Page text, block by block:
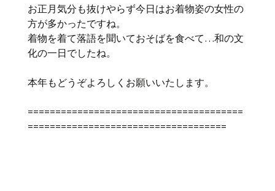
お正月気分も抜けやらず今日はお着物姿の女性の
方が多かったですね。
着物を着て落語を聞いておそばを食べて…和の文
化の一日でしたね。
本年もどうぞよろしくお願いいたします。
=======================================
====================================